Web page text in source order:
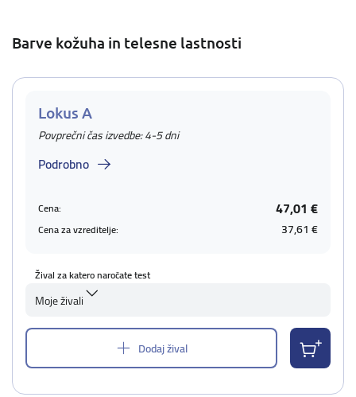
Barve kožuha in telesne lastnosti
Lokus A
Povprečni čas izvedbe: 4-5 dni
Podrobno
Cena: 47,01 €
Cena za vzreditelje: 37,61 €
Žival za katero naročate test
Moje živali
Dodaj žival